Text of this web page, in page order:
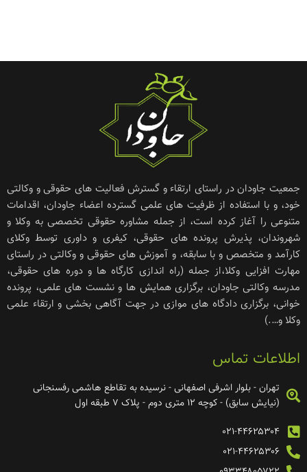
جمعیت جاودان در راستای ارتقاء و گسترش فعالیت های حقوقی و وکالتی
خود، و با استفاده از ظرفیت های علمی گسترده اعضاء جاودان، اقدامات
متنوعی را آغاز کرده است، از جمله مشاوره حقوقی تخصصی به وکلا و
شهروندان، پذیرش پرونده های حقوقی، کیفری و داوری توسط وکلای
کارآمد و متخصص و با سابقه، و آموزش های حقوقی و وکالتی در راستای
مهارت افزایی وکلا،از جمله (راه اندازی کارگاه ها و دوره های حقوقی،
مدرسه وکالتی جاودان، برگزاری همایش ها و نشست های علمی، پرونده
خوانی، برگزاری دادگاه های موازی در جهت آگاهی بخشی و ارتقاء علمی
وکلا و….)
اطلاعات تماس
تهران - بلوار اشرفی اصفهانی - نرسیده به تقاطع هاشمی رفسنجانی
(نیایش سابق) - کوچه ۱۲ متری دوم - پلاک ۷ طبقه اول
۰۲۱-۴۴۶۲۵۳۰۴
۰۲۱-۴۴۶۲۵۳۰۶